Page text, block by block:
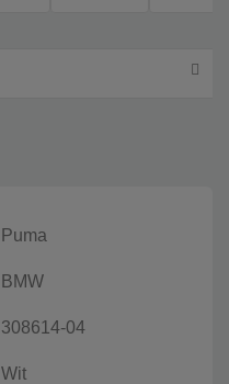
Puma
BMW
308614-04
Wit